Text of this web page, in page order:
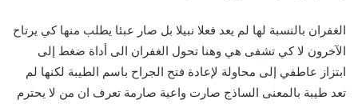
الغفران بالنسبة لها لم يعد فعلا نبيلا بل صار عبئا يطلب منها كي يرتاح
الآخرون لا كي تشفى هي وهنا تحول الغفران الى أداة ضغط إلى
ابتزاز عاطفي إلى محاولة لإعادة فتح الجراح باسم الطيبة لكنها لم
تعد طيبة بالمعنى الساذج صارت واعية صارمة تعرف ان من لا يحترم